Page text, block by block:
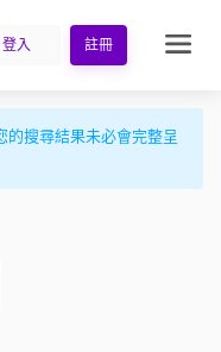
登入 註冊
的搜尋結果未必會完整呈